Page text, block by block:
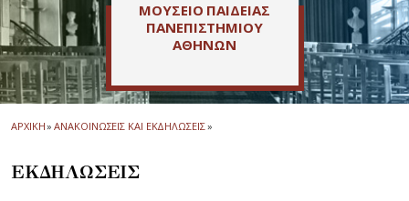
ΜΟΥΣΕΙΟ ΠΑΙΔΕΙΑΣ
ΠΑΝΕΠΙΣΤΗΜΙΟΥ
ΑΘΗΝΩΝ
ΑΡΧΙΚΗ» ΑΝΑΚΟΙΝΩΣΕΙΣ ΚΑΙ ΕΚΔΗΛΩΣΕΙΣ»
ΕΚΔΗΛΩΣΕΙΣ